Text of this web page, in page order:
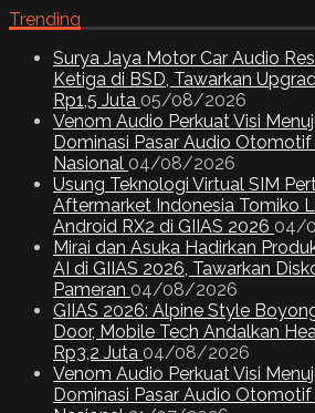
Trending
Surya Jaya Motor Car Audio
Ketiga di BSD, Tawarkan
Rp1,5 Juta 05/08/2026
Venom Audio Perkuat Visi
Dominasi Pasar Audio
Nasional 04/08/2026
Usung Teknologi Virtual SIM
Aftermarket Indonesia Tomiko
Android RX2 di GIIAS 2026 04/
Mirai dan Asuka Hadirkan
AI di GIIAS 2026, Tawarkan
Pameran 04/08/2026
GIIAS 2026: Alpine Style
Door, Mobile Tech Andalkan
Rp3,2 Juta 04/08/2026
Venom Audio Perkuat Visi
Dominasi Pasar Audio